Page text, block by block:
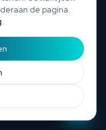
de pagina.
.